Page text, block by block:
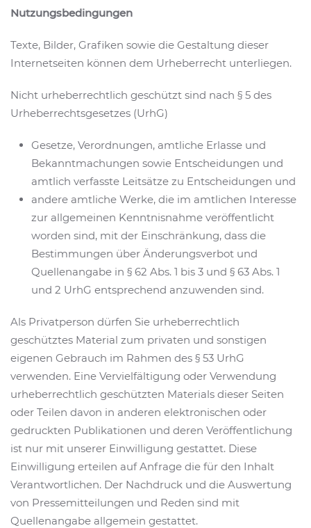
Nutzungsbedingungen
Texte, Bilder, Grafiken sowie die Gestaltung dieser
Internetseiten können dem Urheberrecht unterliegen.
Nicht urheberrechtlich geschützt sind nach § 5 des
Urheberrechtsgesetzes (UrhG)
Gesetze, Verordnungen, amtliche Erlasse und
Bekanntmachungen sowie Entscheidungen und
amtlich verfasste Leitsätze zu Entscheidungen und
andere amtliche Werke, die im amtlichen Interesse
zur allgemeinen Kenntnisnahme veröffentlicht
worden sind, mit der Einschränkung, dass die
Bestimmungen über Änderungsverbot und
Quellenangabe in § 62 Abs. 1 bis 3 und § 63 Abs. 1
und 2 UrhG entsprechend anzuwenden sind.
Als Privatperson dürfen Sie urheberrechtlich
geschütztes Material zum privaten und sonstigen
eigenen Gebrauch im Rahmen des § 53 UrhG
verwenden. Eine Vervielfältigung oder Verwendung
urheberrechtlich geschützten Materials dieser Seiten
oder Teilen davon in anderen elektronischen oder
gedruckten Publikationen und deren Veröffentlichung
ist nur mit unserer Einwilligung gestattet. Diese
Einwilligung erteilen auf Anfrage die für den Inhalt
Verantwortlichen. Der Nachdruck und die Auswertung
von Pressemitteilungen und Reden sind mit
Quellenangabe allgemein gestattet.